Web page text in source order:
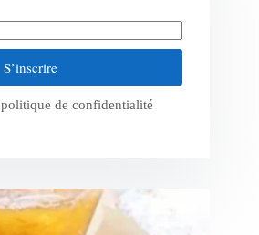
S’inscrire
politique de confidentialité